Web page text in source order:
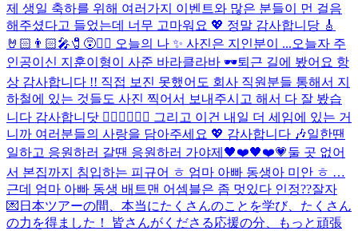
제 생일 축하를 위해 여러가지 이벤트와 많은 분들이 먼 걸음
해주셨다고 들었는데 너무 고마워요 💖 정말 감사합니당 🎸
🤘🏻👨🏻‍🎤🧷😵❤️‍🔥 오늘의 나 ✨ 사진은 지인분이 ...오늘자 주
인공이신 지훈이형이 사준 바라클라바 🕶퇴근 길에 봤어요 항
상 감사합니다 !! 직접 보진 못했어도 회사 직원분들 통해서 지
하철에 있는 것들도 사진 찍어서 보내주시고 해서 다 잘 봤습
니다 감사합니닷 🙇🏻‍♂️🙇🏻‍♂️ 그리고 이건 내일 더 세임에 있는 거
니까 여러분들의 사랑을 담아주세요 💖 감사합니다 🎶일한땐
일하고 응원하러 갈땐 응원하러 가야제🖤❤️🖤❤️💗둘 곳 없어
서 본집까지 침입하는 피규어 ㅎ 엄마 아빠 동생아 미안 ㅎ …
근데 엄마 아빠 동생 배트맨 어셈블은 좀 멋있다 인정??잘자
💌 日本ツアーの間、本当にたくさんのことを学び、たくさん
の力を得ました！ 皆さんがくださる応援の分、もっと頑張